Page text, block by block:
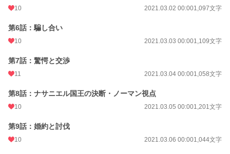
10 2021.03.02 00:001,097文字
第6話：騙し合い
10 2021.03.03 00:001,109文字
第7話：驚愕と交渉
11 2021.03.04 00:001,058文字
第8話：ナサニエル国王の決断・ノーマン視点
10 2021.03.05 00:001,201文字
第9話：婚約と討伐
10 2021.03.06 00:001,044文字